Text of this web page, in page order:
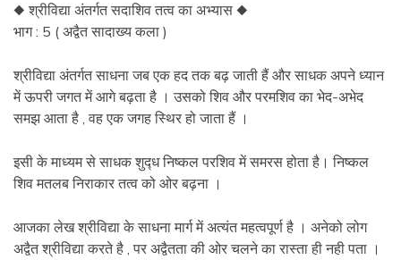
◆ श्रीविद्या अंतर्गत सदाशिव तत्व का अभ्यास ◆
भाग : 5 ( अद्वैत सादाख्य कला )
श्रीविद्या अंतर्गत साधना जब एक हद तक बढ़ जाती हैं और साधक अपने ध्यान
में ऊपरी जगत में आगे बढ़ता है । उसको शिव और परमशिव का भेद-अभेद
समझ आता है , वह एक जगह स्थिर हो जाता हैं ।
इसी के माध्यम से साधक शुद्‍ध निष्कल परशिव में समरस होता है। निष्कल
शिव मतलब निराकार तत्व को ओर बढ़ना ।
आजका लेख श्रीविद्या के साधना मार्ग में अत्यंत महत्वपूर्ण है । अनेको लोग
अद्वैत श्रीविद्या करते है , पर अद्वैतता की ओर चलने का रास्ता ही नही पता ।